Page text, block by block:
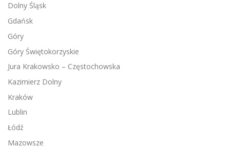
Dolny Śląsk
Gdańsk
Góry
Góry Świętokorzyskie
Jura Krakowsko – Częstochowska
Kazimierz Dolny
Kraków
Lublin
Łódź
Mazowsze